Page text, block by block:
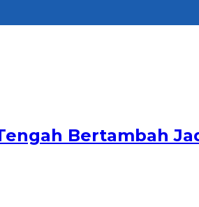
Bertambah